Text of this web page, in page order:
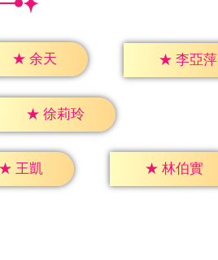
★ 余天 ★ 李亞萍
★ 徐莉玲
王凱 ★ 林伯實